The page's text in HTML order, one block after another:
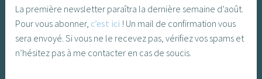
La première newsletter paraîtra la dernière semaine d’août.
Pour vous abonner, c’est ici ! Un mail de confirmation vous
sera envoyé. Si vous ne le recevez pas, vérifiez vos spams et
n’hésitez pas à me contacter en cas de soucis.